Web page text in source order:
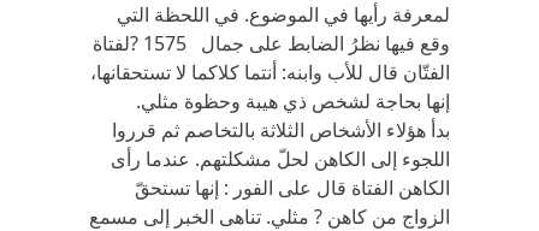
لمعرفة رأيها في الموضوع. في اللحظة التي
وقع فيها نظرُ الضابط على جمال 1575 ?لفتاة
الفتّان قال للأب وابنه: أنتما كلاكما لا تستحقانها،
إنها بحاجة لشخص ذي هيبة وحظوة مثلي.
بدأ هؤلاء الأشخاص الثلاثة بالتخاصم ثم قرروا
اللجوء إلى الكاهن لحلّ مشكلتهم. عندما رأى
الكاهن الفتاة قال على الفور : إنها تستحقّ
الزواج من كاهن ? مثلي. تناهى الخبر إلى مسمع